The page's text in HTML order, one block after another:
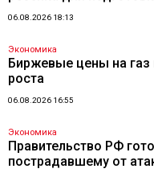
06.08.2026 18:13
Экономика
Биржевые цены на газ
роста
06.08.2026 16:55
Экономика
Правительство РФ
пострадавшему от